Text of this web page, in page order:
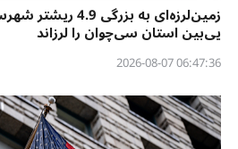
زمین‌لرزه‌ای به
یی‌بین استان سی‌چوان را لرزاند
06:47:36 2026-08-07